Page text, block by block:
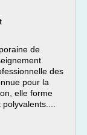
de
des
pour la
elle forme